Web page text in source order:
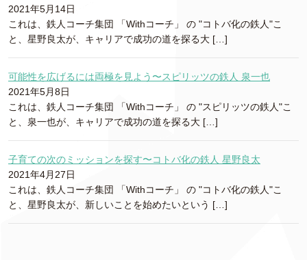
2021年5月14日
これは、鉄人コーチ集団 「Withコーチ」 の "コトバ化の鉄人"こ
と、星野良太が、キャリアで成功の道を探る大 […]
可能性を広げるには両極を見よう〜スピリッツの鉄人 泉一也
2021年5月8日
これは、鉄人コーチ集団 「Withコーチ」 の "スピリッツの鉄人"こ
と、泉一也が、キャリアで成功の道を探る大 […]
子育ての次のミッションを探す〜コトバ化の鉄人 星野良太
2021年4月27日
これは、鉄人コーチ集団 「Withコーチ」 の "コトバ化の鉄人"こ
と、星野良太が、新しいことを始めたいという […]